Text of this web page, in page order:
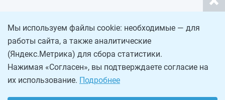
Мы используем файлы cookie: необходимые — для
работы сайта, а также аналитические
(Яндекс.Метрика) для сбора статистики.
Нажимая «Согласен», вы подтверждаете согласие на
их использование. Подробнее